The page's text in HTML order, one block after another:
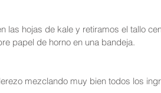
las hojas de kale y retiramos el tallo
papel de horno en una bandeja.
mezclando muy bien todos los